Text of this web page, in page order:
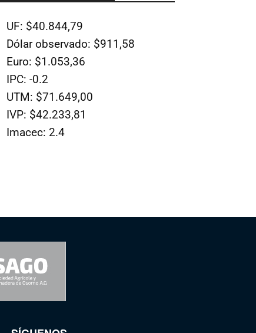
UF: $40.844,79
Dólar observado: $911,58
Euro: $1.053,36
IPC: -0.2
UTM: $71.649,00
IVP: $42.233,81
Imacec: 2.4